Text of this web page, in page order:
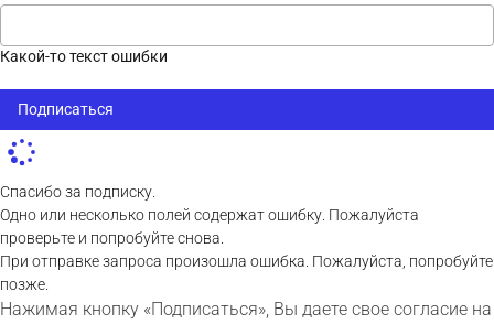
Какой-то текст ошибки
Подписаться
Спасибо за подписку.
Одно или несколько полей содержат ошибку. Пожалуйста
проверьте и попробуйте снова.
При отправке запроса произошла ошибка. Пожалуйста, попробуйте
позже.
Нажимая кнопку «Подписаться», Вы даете свое согласие на